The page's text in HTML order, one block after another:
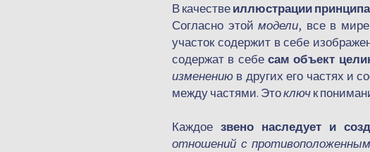
В качествеиллюстрации принципа
Согласно этоймодели, все в
участок содержит в себе
содержат в себе сам объект
изменению в других его частях и
между частями. Этоключк
Каждое звено наследует и
отношений с